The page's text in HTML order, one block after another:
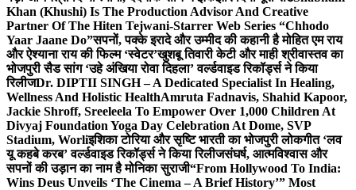
Khan (Khushi) Is The Production Advisor And Creative
Partner Of The Hiten Tejwani-Starrer Web Series “Chhodo
Yaar Jaane Do”सपनों, पक्के इरादे और उम्मीद की कहानी है मोहित एम राय
और ऐश्याना राय की फिल्म ‘स्वेटर’खुशबू तिवारी केटी और माही श्रीवास्तव का
भोजपुरी सैड सांग ‘उहे अंखिया रोवा दिहला’ वर्ल्डवाइड रिकॉर्ड्स ने किया
रिलीजDr. DIPTII SINGH – A Dedicated Specialist In Healing,
Wellness And Holistic HealthAmruta Fadnavis, Shahid Kapoor,
Jackie Shroff, Sreeleela To Empower Over 1,000 Children At
Divyaj Foundation Yoga Day Celebration At Dome, SVP
Stadium, Worliइशिका टोरिया और सृष्टि भारती का भोजपुरी लोकगीत ‘लव
यू कहबे करब’ वर्ल्डवाइड रिकॉर्ड्स ने किया रिलीजसंघर्ष, आत्मविश्वास और
सपनों की उड़ान का नाम है मोनिका सुराजी“From Hollywood To India:
Wins Deus Unveils ‘The Cinema – A Brief History’” Most